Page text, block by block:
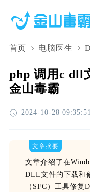
首页 电脑医生
php 调用c dll
金山毒霸
2024-10-28 09:35:51
文章摘要
文章介绍了在
DLL文件的下载和
（SFC）工具修复